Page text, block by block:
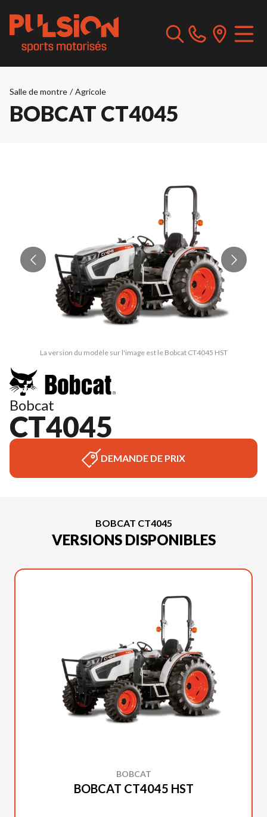
Salle de montre / Agricole
BOBCAT CT4045
La version du modèle sur l'image est le Bobcat CT4045 HST
Bobcat
CT4045
DEMANDE DE PRIX
BOBCAT CT4045
VERSIONS DISPONIBLES
BOBCAT
BOBCAT CT4045 HST